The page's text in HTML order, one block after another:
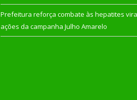
Prefeitura reforça combate às hepatites
ações da campanha Julho Amarelo